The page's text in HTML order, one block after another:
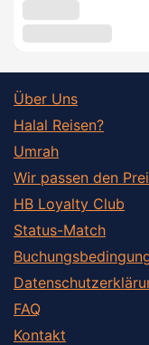
Über Uns
Halal Reisen?
Umrah
Wir passen den
HB Loyalty Club
Status-Match
FAQ
Kontakt